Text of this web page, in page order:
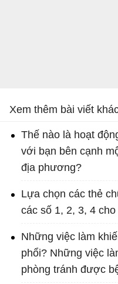
Xem thêm bài viết
Thế nào là hoạt
với bạn bên cạnh
địa phương?
Lựa chọn các thẻ
các số 1, 2, 3, 4
Những việc làm
phổi? Những việc
phòng tránh được